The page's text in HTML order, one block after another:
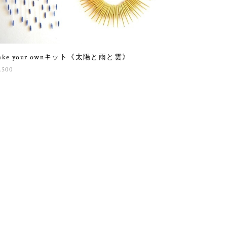
your ownキット《太陽と雨と雲》